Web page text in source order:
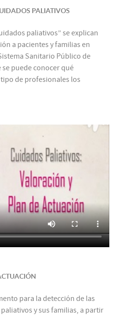
PALIATIVOS
paliativos” se explican
a pacientes y familias en
Sanitario Público de
puede conocer qué
de profesionales los
para la detección de las
y sus familias, a partir